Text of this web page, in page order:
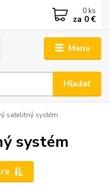
Menu
Hľadať
0 ks
za 0 €
satelitný systém
systém